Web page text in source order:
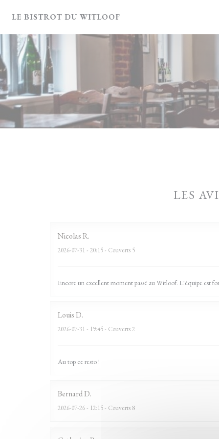
LE BISTROT DU WITLOOF
LES
NicolasR
2026-07-31 - 20:15 - Couverts 5
Encore un excellent moment passé au Witloof. L'équipe est
LouisD
2026-07-31 - 19:45 - Couverts 2
Au top ce resto !
BernardD
2026-07-26- 12:15 - Couverts 8